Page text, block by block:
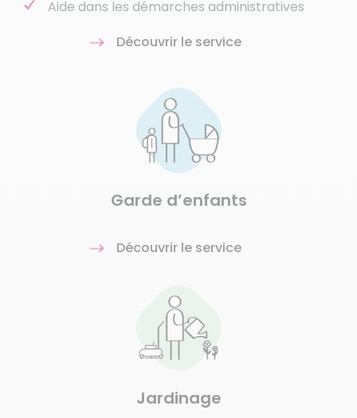
Aide dans les démarches administratives
Découvrir le service
Garde d’enfants
Découvrir le service
Jardinage